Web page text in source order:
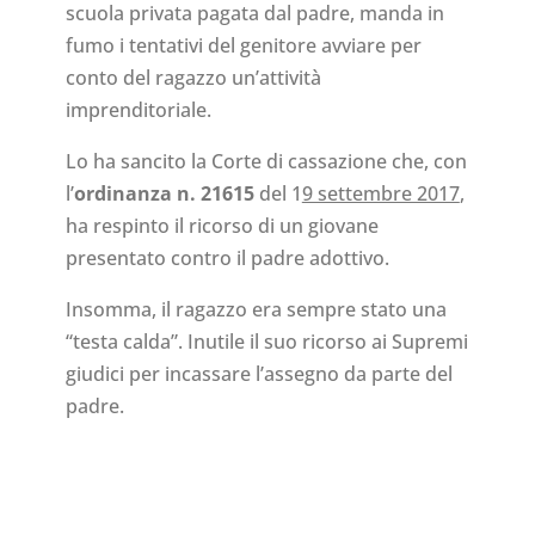
scuola privata pagata dal padre, manda in
fumo i tentativi del genitore avviare per
conto del ragazzo un’attività
imprenditoriale.
Lo ha sancito la Corte di cassazione che, con
l’ordinanza n. 21615del 19 settembre 2017,
ha respinto il ricorso di un giovane
presentato contro il padre adottivo.
Insomma, il ragazzo era sempre stato una
“testa calda”. Inutile il suo ricorso ai Supremi
giudici per incassare l’assegno da parte del
padre.